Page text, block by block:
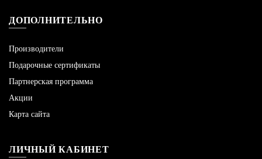
ДОПОЛНИТЕЛЬНО
Производители
Подарочные сертификаты
Партнерская программа
Акции
Карта сайта
ЛИЧНЫЙ КАБИНЕТ